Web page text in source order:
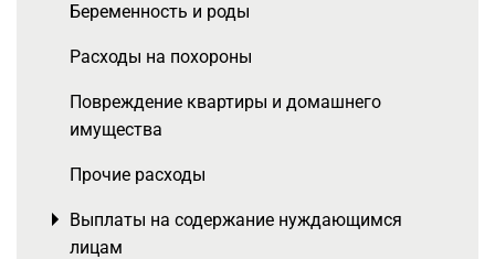
Беременность и роды
Расходы на похороны
Повреждение квартиры и домашнего
имущества
Прочие расходы
Выплаты на содержание нуждающимся
лицам
Toggle menu